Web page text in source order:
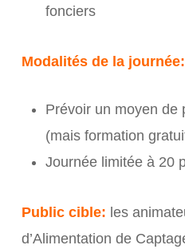
fonciers
Modalités de la journée:
Prévoir un moyen de
(mais formation
Journée limitée à 20
Public cible: les
d’Alimentation de